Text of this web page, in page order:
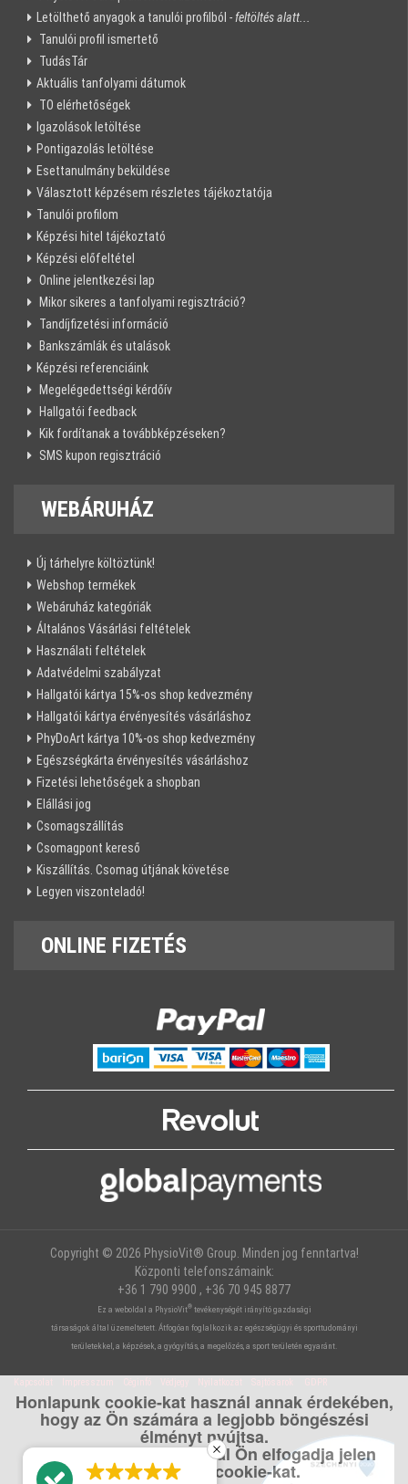
Letölthető anyagok a tanulói profilból - feltöltés alatt...
Tanulói profil ismertető
TudásTár
Aktuális tanfolyami dátumok
TO elérhetőségek
Igazolások letöltése
Pontigazolás letöltése
Esettanulmány beküldése
Választott képzésem részletes tájékoztatója
Tanulói profilom
Képzési hitel tájékoztató
Képzési előfeltétel
Online jelentkezési lap
Mikor sikeres a tanfolyami regisztráció?
Tandíjfizetési információ
Bankszámlák és utalások
Képzési referenciáink
Megelégedettségi kérdőív
Hallgatói feedback
Kik fordítanak a továbbképzéseken?
SMS kupon regisztráció
WEBÁRUHÁZ
Új tárhelyre költöztünk!
Webshop termékek
Webáruház kategóriák
Általános Vásárlási feltételek
Használati feltételek
Adatvédelmi szabályzat
Hallgatói kártya 15%-os shop kedvezmény
Hallgatói kártya érvényesítés vásárláshoz
PhyDoArt kártya 10%-os shop kedvezmény
Egészségkárta érvényesítés vásárláshoz
Fizetési lehetőségek a shopban
Elállási jog
Csomagszállítás
Csomagpont kereső
Kiszállítás. Csomag útjának követése
Legyen viszonteladó!
ONLINE FIZETÉS
Copyright © 2026 PhysioVit® Group. Minden jog fenntartva!
Központi telefonszámaink:
+36 1 790 9900 , +36 70 945 8877
Ez a weboldal a PhysioVit®tevékenységét irányító gazdasági
társaságok által üzemeltetett. Átfogóan foglalkozik az egészségügyi és sporttudományi
területekkel, a képzések, a gyógyítás, a megelőzés, a sport területén egyaránt.
Kapcsolat Impresszum Céginfó Védjegy Nyilatkozat Sajtósarok GDPR
Honlapunk cookie-kat használ annak érdekében,
hogy az Ön számára a legjobb böngészési
élményt nyújtsa.
A weboldal használatával Ön elfogadja jelen
felhasználási cookie-kat.